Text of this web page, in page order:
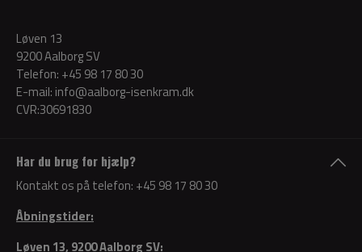
Har du brug for hjælp?
Kontakt os på telefon: +45 98 17 80 30
Åbningstider:
Løven 13, 9200 Aalborg SV:
Løven 13
9200 Aalborg SV
Telefon: +45 98 17 80 30
E-mail: info@aalborg-isenkram.dk
CVR:30691830